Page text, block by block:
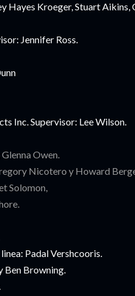
Kroeger, Stuart Aikins,
Jennifer Ross.
Inc. Supervisor: Lee Wilson.
Owen.
Nicotero y Howard
Solomon,
Padal Vershcooris.
Ben Browning.